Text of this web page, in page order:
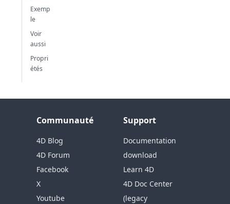
Exemp
le
Voir
aussi
Propri
étés
Communauté
4D Blog
4D Forum
Facebook
X
Youtube
Support
Documentation
download
Learn 4D
4D Doc Center
(legacy